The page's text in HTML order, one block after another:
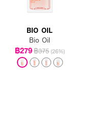
BIO OIL
Bio Oil
฿279฿375 (26%)